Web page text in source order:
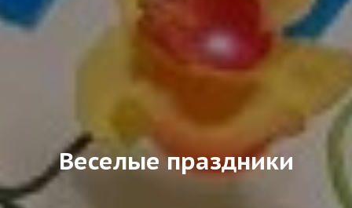
Веселые праздники